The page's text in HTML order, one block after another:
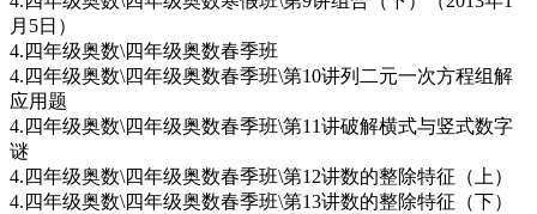
月5日）
4.四年级奥数\四年级奥数春季班
4.四年级奥数\四年级奥数春季班\第10讲列二元一次方程组解
应用题
4.四年级奥数\四年级奥数春季班\第11讲破解横式与竖式数字
谜
4.四年级奥数\四年级奥数春季班\第12讲数的整除特征（上）
4.四年级奥数\四年级奥数春季班\第13讲数的整除特征（下）